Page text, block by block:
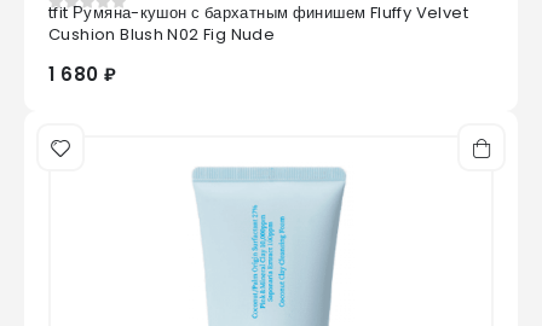
0 из 5
tfit Румяна-кушон с бархатным финишем Fluffy Velvet
Cushion Blush N02 Fig Nude
1 680 ₽